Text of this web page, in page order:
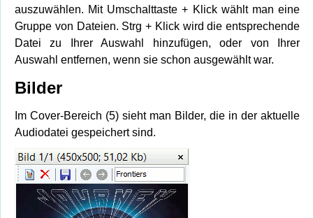
auszuwählen. Mit Umschalttaste + Klick wählt man eine
Gruppe von Dateien. Strg + Klick wird die entsprechende
Datei zu Ihrer Auswahl hinzufügen, oder von Ihrer
Auswahl entfernen, wenn sie schon ausgewählt war.
Bilder
Im Cover-Bereich (5) sieht man Bilder, die in der aktuelle
Audiodatei gespeichert sind.